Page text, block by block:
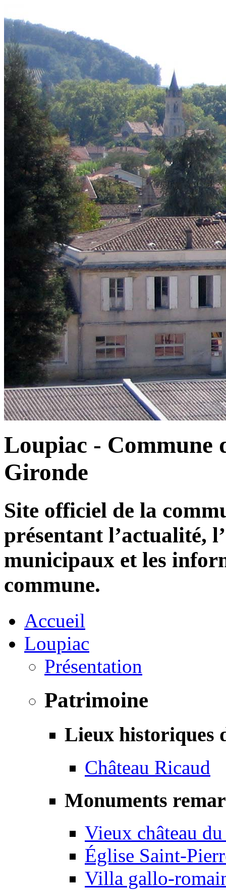
Loupiac - Commune
Gironde
Site officiel de la
présentant l’actualité,
municipaux et les
commune.
Accueil
Loupiac
Présentation
Patrimoine
Lieux historiques
Château Ricaud
Monuments
Vieux château
Église Saint-
Villa gallo-